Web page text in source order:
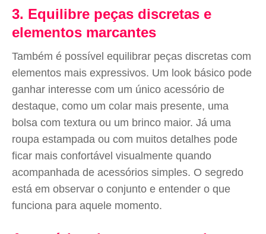
3. Equilibre peças discretas e
elementos marcantes
Também é possível equilibrar peças discretas com
elementos mais expressivos. Um look básico pode
ganhar interesse com um único acessório de
destaque, como um colar mais presente, uma
bolsa com textura ou um brinco maior. Já uma
roupa estampada ou com muitos detalhes pode
ficar mais confortável visualmente quando
acompanhada de acessórios simples. O segredo
está em observar o conjunto e entender o que
funciona para aquele momento.